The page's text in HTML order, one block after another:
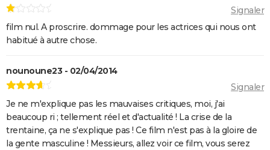
Signaler
film nul. A proscrire. dommage pour les actrices qui nous ont
habitué à autre chose.
nounoune23 - 02/04/2014
Signaler
Je ne m'explique pas les mauvaises critiques, moi, j'ai
beaucoup ri ; tellement réel et d'actualité ! La crise de la
trentaine, ça ne s'explique pas ! Ce film n'est pas à la gloire de
la gente masculine ! Messieurs, allez voir ce film, vous serez